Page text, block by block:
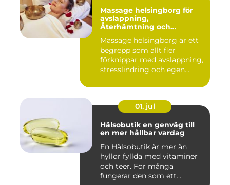
Massage helsingborg för
avslappning,
Återhämtning och
Massage helsingborg är ett
begrepp som allt fler
förknippar med avslappning,
stresslindring och egen...
01. jul
Hälsobutik en genväg till
en mer hållbar vardag
En Hälsobutik är mer än
hyllor fyllda med vitaminer
och teer. För många
fungerar den som ett